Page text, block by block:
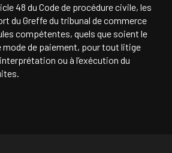
48 du Code de procédure civile, les
du Greffe du tribunal de commerce
compétentes, quels que soient le
mode de paiement, pour tout litige
ou à l’exécution du